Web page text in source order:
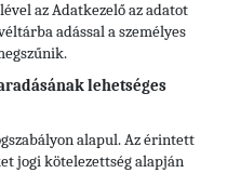
az Adatkezelő az adatot
adással a személyes
lehetséges
alapul. Az érintett
jogi kötelezettség alapján